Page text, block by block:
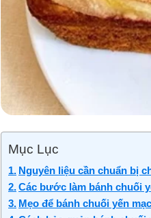
Mục Lục
Nguyên liệu cần chuẩn bị
Các bước làm bánh chuối
Mẹo để bánh chuối yến